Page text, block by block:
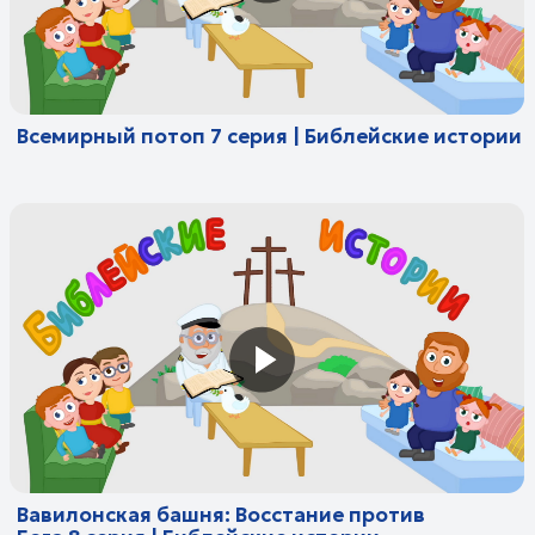
Авраам. Бог исполнил Свое обещание 11
серия | Библейские истории